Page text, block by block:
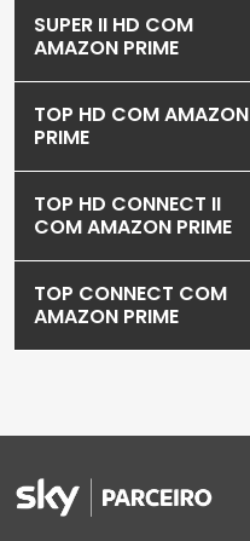
SUPER II HD COM
AMAZON PRIME
TOP HD COM AMAZON
PRIME
TOP HD CONNECT II
COM AMAZON PRIME
TOP CONNECT COM
AMAZON PRIME